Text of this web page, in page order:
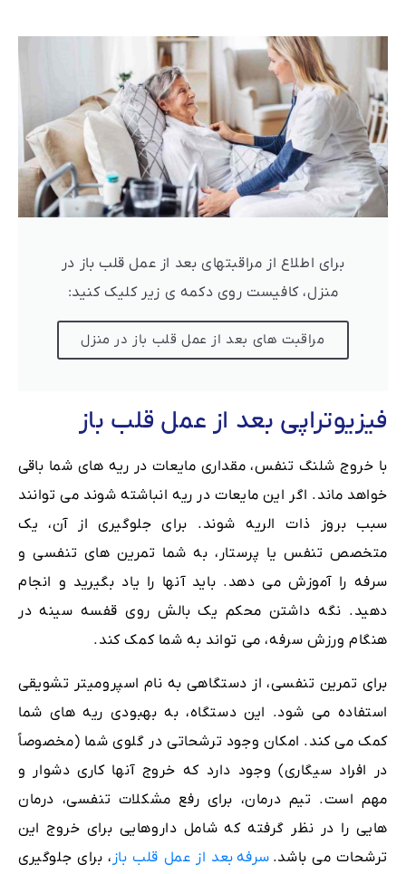
برای اطلاع از مراقبتهای بعد از عمل قلب باز در
منزل، کافیست روی دکمه ی زیر کلیک کنید:
مراقبت های بعد از عمل قلب باز در منزل
فیزیوتراپی بعد از عمل قلب باز
با خروج شلنگ تنفس، مقداری مایعات در ریه های شما باقی
خواهد ماند. اگر این مایعات در ریه انباشته شوند می توانند
سبب بروز ذات الریه شوند. برای جلوگیری از آن، یک
متخصص تنفس یا پرستار، به شما تمرین های تنفسی و
سرفه را آموزش می دهد. باید آنها را یاد بگیرید و انجام
دهید. نگه داشتن محکم یک بالش روی قفسه سینه در
هنگام ورزش سرفه، می تواند به شما کمک کند.
برای تمرین تنفسی، از دستگاهی به نام اسپرومیتر تشویقی
استفاده می شود. این دستگاه، به بهبودی ریه های شما
کمک می کند. امکان وجود ترشحاتی در گلوی شما (مخصوصاً
در افراد سیگاری) وجود دارد که خروج آنها کاری دشوار و
مهم است. تیم درمان، برای رفع مشکلات تنفسی، درمان
هایی را در نظر گرفته که شامل داروهایی برای خروج این
ترشحات می باشد. سرفه بعد از عمل قلب باز ، برای جلوگیری